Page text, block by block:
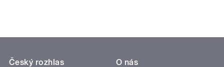
Český rozhlas
O nás